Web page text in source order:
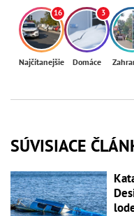
16
Najčítanejšie
3
Domáce
SÚVISIACE